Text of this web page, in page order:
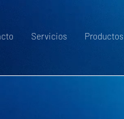
Servicios Productos